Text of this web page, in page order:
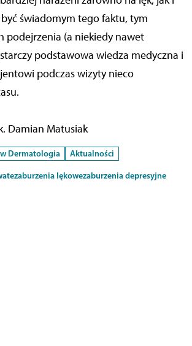
świadomym tego faktu, tym
podejrzenia (a niekiedy nawet
podstawowa wiedza medyczna i
podczas wizyty nieco
Damian Matusiak
Dermatologia
Aktualności
zaburzenia lękowezaburzenia depresyjne